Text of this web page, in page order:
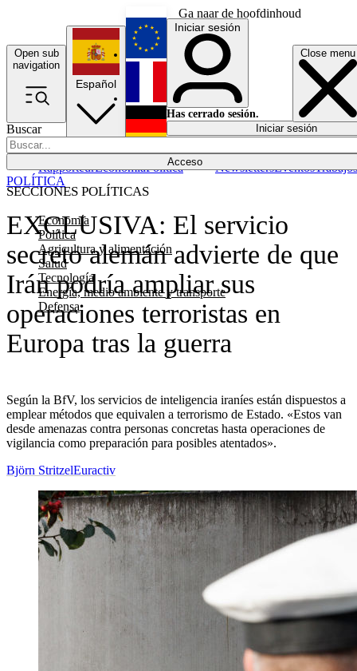
Ga naar de hoofdinhoud
Open sub
navigation
Close menu
Buscar
Acceso
SECCIONES POLÍTICAS
Economía
Política
Agricultura y alimentación
Salud
Tecnología
Energía, medio ambiente y transporte
Defensa
RapporteurEconomíaPolítica NewslettersEventosTrabajos
Español
English
Français
Iniciar sesión
Has cerrado sesión.
Iniciar sesión
EXCLUSIVA: El servicio
secreto alemán advierte de que
Irán podría ampliar sus
operaciones terroristas en
Europa tras la guerra
Según la BfV, los servicios de inteligencia iraníes están dispuestos a
emplear métodos que equivalen a terrorismo de Estado. «Estos van
desde amenazas contra personas concretas hasta operaciones de
vigilancia como preparación para posibles atentados».
POLÍTICA
Björn StritzelEuractiv